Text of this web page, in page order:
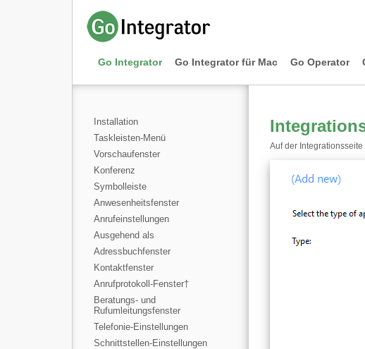
Go Integrator Go Integrator für Mac Go Operator
Installation
Taskleisten-Menü
Vorschaufenster
Konferenz
Symbolleiste
Anwesenheitsfenster
Anrufeinstellungen
Ausgehend als
Adressbuchfenster
Kontaktfenster
Anrufprotokoll-Fenster†
Beratungs- und
Rufumleitungsfenster
Telefonie-Einstellungen
Schnittstellen-Einstellungen
Auf der